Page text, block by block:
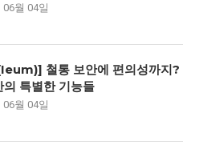
06월 04일
철통 보안에 편의성까지?
의 특별한 기능들
06월 04일